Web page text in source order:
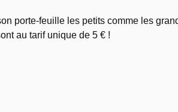
porte-feuille les petits comme les
au tarif unique de 5 € !